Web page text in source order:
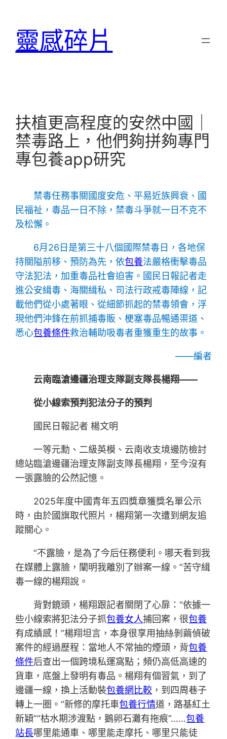
靈感碎片
扶植更高程度的安然中國｜
禁毒路上，他們夠拼夠專門
專包養app研究
禁毒任務事關國度安危、平易近族興衰、國
民福祉，毒品一日不除，禁毒斗爭就一日不克不
及松懈。
6月26日是第三十八個國際禁毒日，各地保
持關隘前移、預防為先，依包養法嚴格衝擊毒品
守法犯法，加重毒品社會迫害。國民日報記者走
進公安緝毒、海關緝私、司法行政戒毒陣線，記
載他們從小處著眼、從細節抓起的禁毒領會，浮
現他們沖鋒在前抓捕毒販、梗塞毒品暢通渠道、
悉心包養條件救治輔助吸毒者重獲重生的故事。
——編者
云南臨滄邊疆治理支隊副支隊長楊翔——
從小線索預判犯法分子的預判
國民日報記者 楊文明
一等元勳、二級英模、云南收支境邊防檢討
總站臨滄邊疆治理支隊副支隊長楊翔，至今沒有
一張露臉的公然記憶。
2025年度中國青年五四獎章獲獎名單公示
時，由於國旗取代照片，楊翔第一次遭到網友追
蹤關心。
“不露臉，是為了今后任務便利。哪天看到我
在媒體上露臉，闡明我離別了辦案一線。”苦守緝
毒一線的楊翔說。
背對鏡頭，楊翔跟記者關閉了心扉：“依據一
些小線索將犯法分子抓包養女人捕回案，很包養
有成績感！”楊翔坦言，本身很享用抽絲剝繭偵破
案件的經過歷程：當地人不常抽的煙頭，背包養
條件后查出一個跨境私運窩點；頻仍高低高速的
貨車，底盤上發明有毒品。楊翔有個習氣，到了
邊疆一線，換上活動裝包養網比較 ，到四周巷子
轉上一圈。“新修的摩托車包養行情道，路基紅土
新穎”“枯水期涉渡點，鵝卵石灘有拖痕”……包養
站長哪里能通車、哪里能走摩托、哪里只能徒